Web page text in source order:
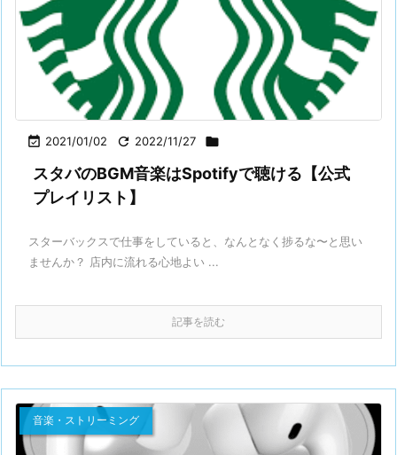
 2021/01/02  2022/11/27 
スタバのBGM音楽はSpotifyで聴ける【公式
プレイリスト】
スターバックスで仕事をしていると、なんとなく捗るな〜と思い
ませんか？ 店内に流れる心地よい ...
記事を読む
音楽・ストリーミング